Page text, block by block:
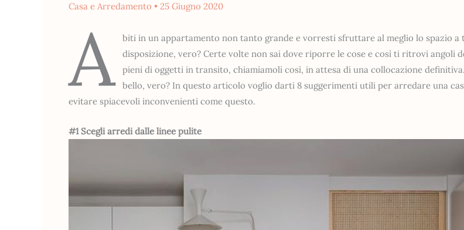
Casa e Arredamento • 25 Giugno 2020
A
biti in un appartamento non tanto grande e vorresti sfruttare al meglio lo spazio a
disposizione, vero? Certe volte non sai dove riporre le cose e così ti ritrovi angoli
pieni di oggetti in transito, chiamiamoli così, in attesa di una collocazione
bello, vero? In questo articolo voglio darti 8 suggerimenti utili per arredare una
evitare spiacevoli inconvenienti come questo.
#1 Scegli arredi dalle linee pulite